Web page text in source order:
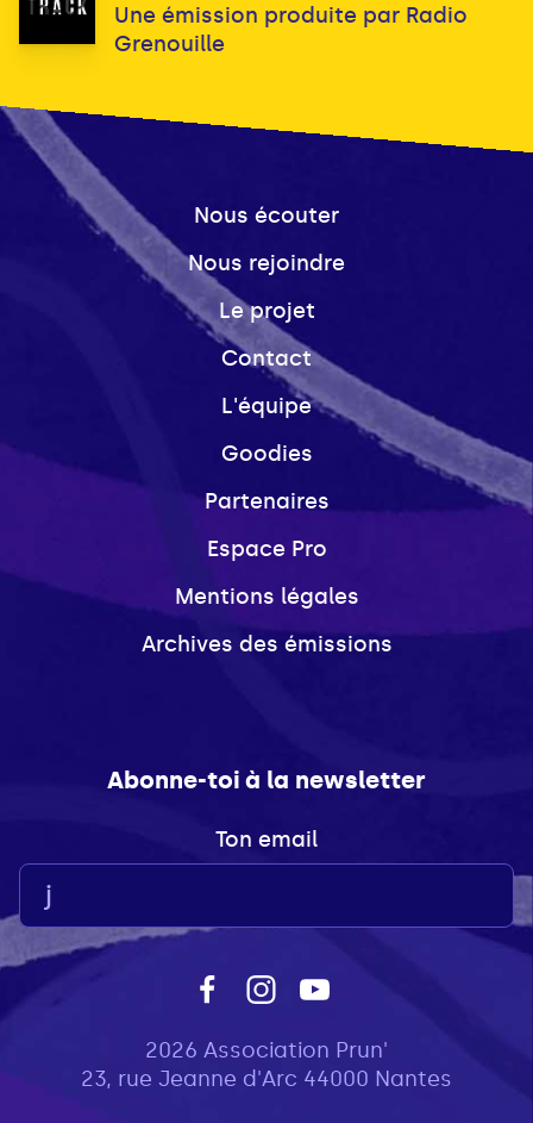
Une émission produite par Radio
Grenouille
Nous écouter
Nous rejoindre
Le projet
Contact
L'équipe
Goodies
Partenaires
Espace Pro
Mentions légales
Archives des émissions
Abonne-toi à la newsletter
Ton email
2026 Association Prun'
23, rue Jeanne d'Arc 44000 Nantes